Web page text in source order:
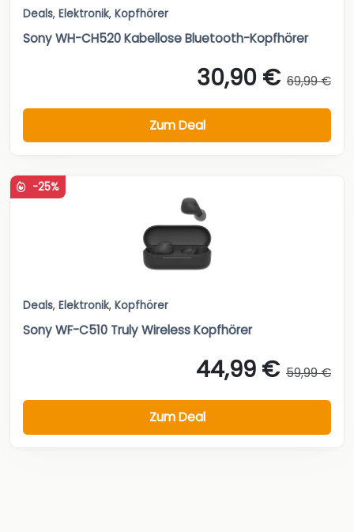
Deals, Elektronik, Kopfhörer
Sony WH-CH520 Kabellose Bluetooth-Kopfhörer
30,90 € 69,99 €
Zum Deal
-25%
Deals, Elektronik, Kopfhörer
Sony WF-C510 Truly Wireless Kopfhörer
44,99 € 59,99 €
Zum Deal